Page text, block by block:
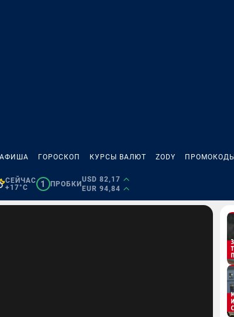
АФИША ГОРОСКОП КУРСЫ ВАЛЮТ ZODY ПРОМОКОДЫ
СЕЙЧАС
+17°C
1 ПРОБКИ
USD 82,17
EUR 94,84